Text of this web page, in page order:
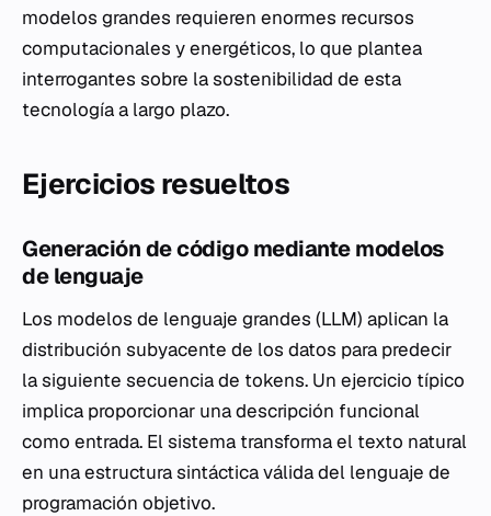
modelos grandes requieren enormes recursos
computacionales y energéticos, lo que plantea
interrogantes sobre la sostenibilidad de esta
tecnología a largo plazo.
Ejercicios resueltos
Generación de código mediante modelos
de lenguaje
Los modelos de lenguaje grandes (LLM) aplican la
distribución subyacente de los datos para predecir
la siguiente secuencia de tokens. Un ejercicio típico
implica proporcionar una descripción funcional
como entrada. El sistema transforma el texto natural
en una estructura sintáctica válida del lenguaje de
programación objetivo.